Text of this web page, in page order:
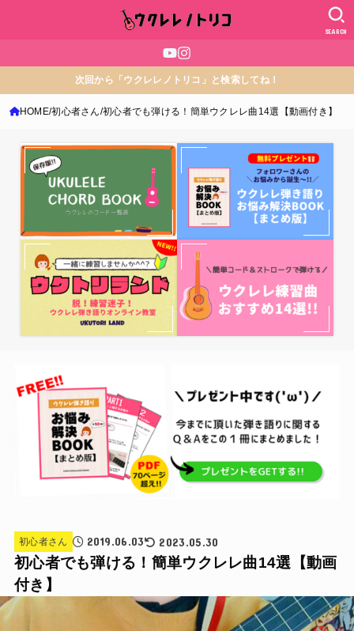
SEARCH
次回から「ウクレレノトリコ」と検索してね！
HOME 初心者さん 初心者でも弾ける！簡単ウクレレ曲14選【動画付き】
初心者さん 2019.06.03 2023.05.30
初心者でも弾ける！簡単ウクレレ曲14選【動画
付き】